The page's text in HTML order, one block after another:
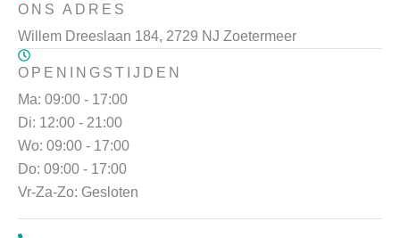
ONS ADRES
Willem Dreeslaan 184, 2729 NJ Zoetermeer
OPENINGSTIJDEN
Ma: 09:00 - 17:00
Di: 12:00 - 21:00
Wo: 09:00 - 17:00
Do: 09:00 - 17:00
Vr-Za-Zo: Gesloten